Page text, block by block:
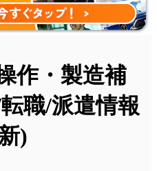
作・製造補
職/派遣情報
)